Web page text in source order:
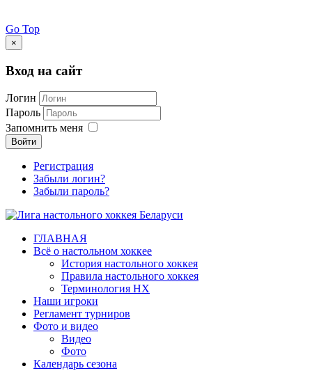
Go Top
×
Вход на сайт
Логин
Пароль
Запомнить меня
Войти
Регистрация
Забыли логин?
Забыли пароль?
ГЛАВНАЯ
Всё о настольном хоккее
История настольного хоккея
Правила настольного хоккея
Терминология НХ
Наши игроки
Регламент турниров
Фото и видео
Видео
Фото
Календарь сезона